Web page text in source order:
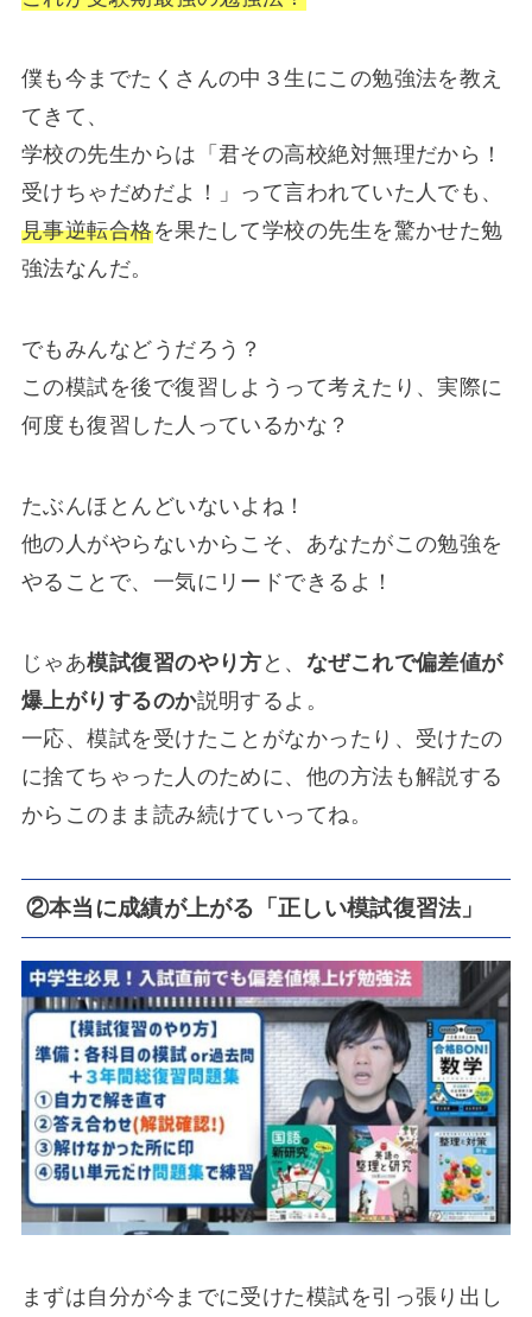
僕も今までたくさんの中３生にこの勉強法を教え
てきて、
学校の先生からは「君その高校絶対無理だから！
受けちゃだめだよ！」って言われていた人でも、
見事逆転合格を果たして学校の先生を驚かせた勉
強法なんだ。
でもみんなどうだろう？
この模試を後で復習しようって考えたり、実際に
何度も復習した人っているかな？
たぶんほとんどいないよね！
他の人がやらないからこそ、あなたがこの勉強を
やることで、一気にリードできるよ！
じゃあ模試復習のやり方 と、 なぜこれで偏差値が
爆上がりするのか説明するよ。
一応、模試を受けたことがなかったり、受けたの
に捨てちゃった人のために、他の方法も解説する
からこのまま読み続けていってね。
②本当に成績が上がる「正しい模試復習法」
まずは自分が今までに受けた模試を引っ張り出し